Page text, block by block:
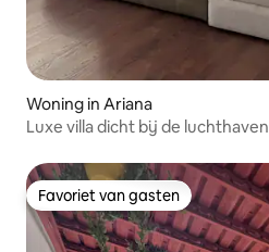
Woning in Ariana
Luxe villa dicht bij de luchthaven
Favoriet van gasten
Favoriet van gasten